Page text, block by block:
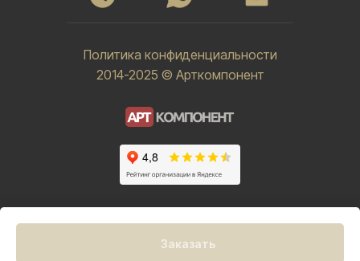
Заказать
2014-2025 © Арткомпонент
Политика конфиденциальности
Tilda